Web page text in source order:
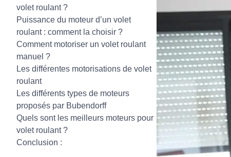
volet roulant ?
Puissance du moteur d’un volet
roulant : comment la choisir ?
Comment motoriser un volet roulant
manuel ?
Les différentes motorisations de volet
roulant
Les différents types de moteurs
proposés par Bubendorff
Quels sont les meilleurs moteurs pour
volet roulant ?
Conclusion :